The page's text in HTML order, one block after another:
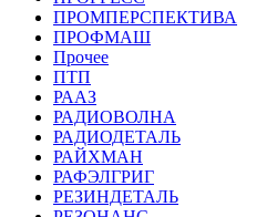
ПРОМПЕРСПЕКТИВА
ПРОФМАШ
Прочее
ПТП
РААЗ
РАДИОВОЛНА
РАДИОДЕТАЛЬ
РАЙХМАН
РАФЭЛГРИГ
РЕЗИНДЕТАЛЬ